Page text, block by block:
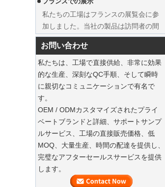
高級カスタムナチュラルキャンバスガ
ーメントコットンダストバッグファク
トリーサプライヤー
加しました。当社の製品は訪問者の間
で人気がありました。
持続可能なジュートトートは、2025年のホ
リデーショッピングを支配しています
私たちのジュートトートバッグは、今
シーズンの必需品です。
豪華なダストバッグでスーツを保存してく
ださい
私たちの工場は、ハイエンドのカスタ
マイズされた衣服スーツバッグを提供
できます
衣服のカスタムベルベットハンガー
お問い合わせ
私たちは、工場で直接供給、非常に効果
的な生産、深刻なQC手順、そして瞬時
に親切なコミュニケーションで有名で
す。
OEM / ODMカスタマイズされたプライ
ベートブランドと詳細、サポートサンプ
ルサービス、工場の直接販売価格、低
MOQ、大量生産、時間の配達を提供し、
完璧なアフターセールスサービスを提供
します。